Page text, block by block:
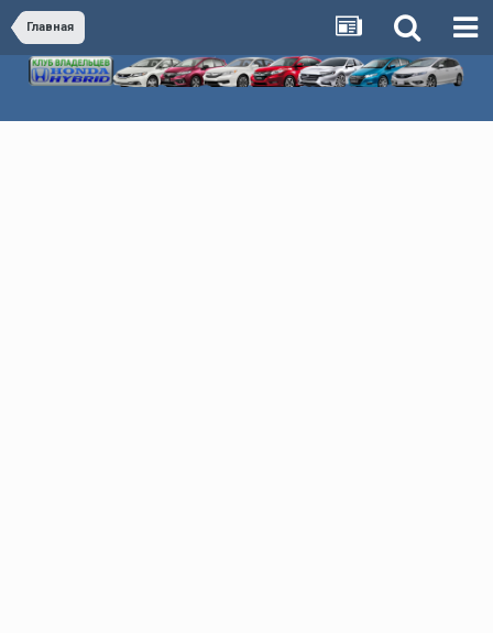
Главная